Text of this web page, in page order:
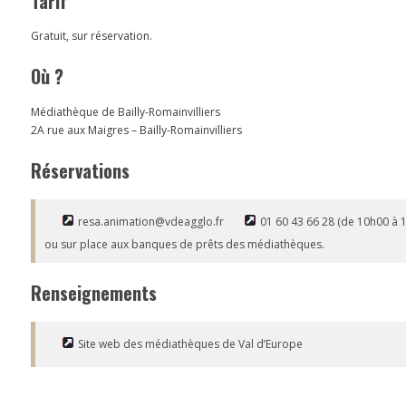
Gratuit, sur réservation.
Où ?
Médiathèque de Bailly-Romainvilliers
2A rue aux Maigres – Bailly-Romainvilliers
Réservations
resa.animation@vdeagglo.fr
01 60 43 66 28 (de 10h00 à
ou sur place aux banques de prêts des médiathèques.
Renseignements
Site web des médiathèques de Val d’Europe